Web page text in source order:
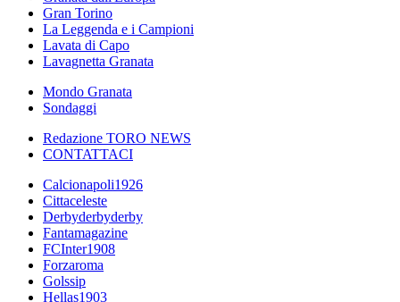
Gran Torino
La Leggenda e i Campioni
Lavata di Capo
Lavagnetta Granata
Mondo Granata
Sondaggi
Redazione TORO NEWS
CONTATTACI
Calcionapoli1926
Cittaceleste
Derbyderbyderby
Fantamagazine
FCInter1908
Forzaroma
Golssip
Hellas1903